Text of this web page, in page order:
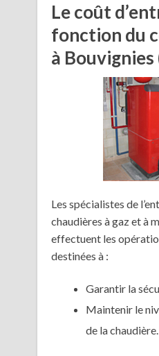
Le coût
fonction du
à Bouvignies
Les spécialistes de
chaudières à gaz et à
effectuent les
destinées à :
Garantir la
Maintenir le
de la chaudière.